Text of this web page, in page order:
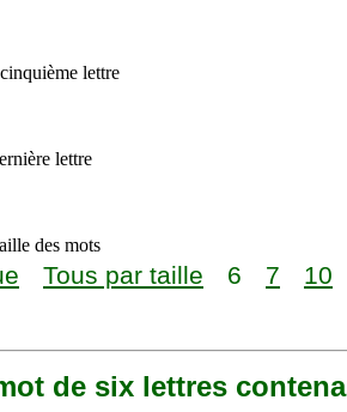
lettre
lettre
des mots
Tous par taille 6 7 10
de six lettres